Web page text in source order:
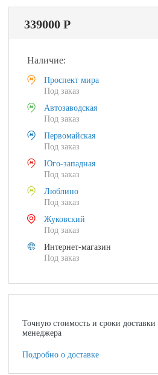
339000 Р
Наличие:
Проспект мира
Под заказ
Автозаводская
Под заказ
Первомайская
Под заказ
Юго-западная
Под заказ
Люблино
Под заказ
Жуковский
Под заказ
Интернет-магазин
Под заказ
Точную стоимость и сроки
менеджера
Подробно о доставке